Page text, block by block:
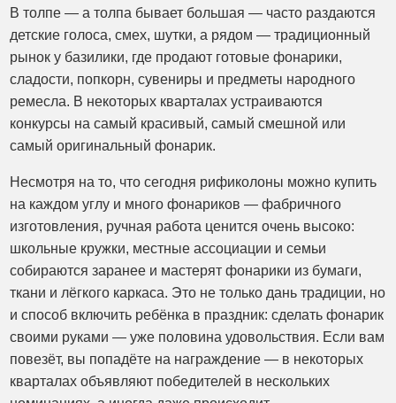
В толпе — а толпа бывает большая — часто раздаются
детские голоса, смех, шутки, а рядом — традиционный
рынок у базилики, где продают готовые фонарики,
сладости, попкорн, сувениры и предметы народного
ремесла. В некоторых кварталах устраиваются
конкурсы на самый красивый, самый смешной или
самый оригинальный фонарик.
Несмотря на то, что сегодня рификолоны можно купить
на каждом углу и много фонариков — фабричного
изготовления, ручная работа ценится очень высоко:
школьные кружки, местные ассоциации и семьи
собираются заранее и мастерят фонарики из бумаги,
ткани и лёгкого каркаса. Это не только дань традиции, но
и способ включить ребёнка в праздник: сделать фонарик
своими руками — уже половина удовольствия. Если вам
повезёт, вы попадёте на награждение — в некоторых
кварталах объявляют победителей в нескольких